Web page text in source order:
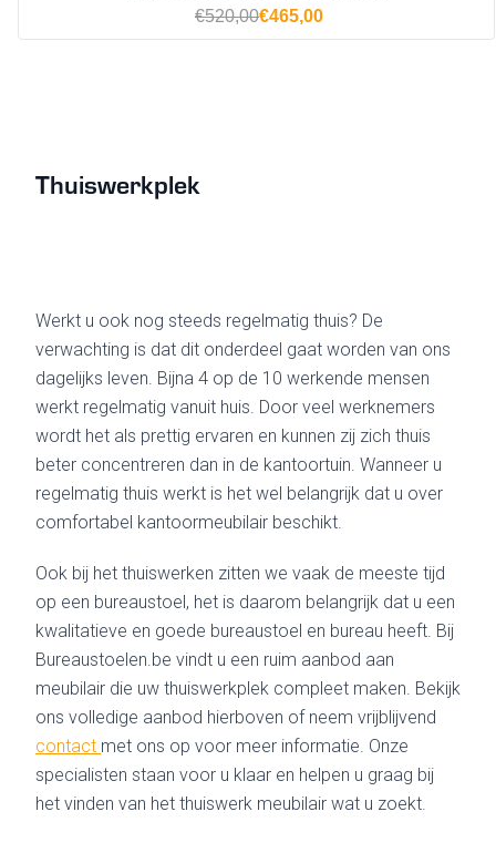
€520,00€465,00
Thuiswerkplek
Werkt u ook nog steeds regelmatig thuis? De
verwachting is dat dit onderdeel gaat worden van ons
dagelijks leven. Bijna 4 op de 10 werkende mensen
werkt regelmatig vanuit huis. Door veel werknemers
wordt het als prettig ervaren en kunnen zij zich thuis
beter concentreren dan in de kantoortuin. Wanneer u
regelmatig thuis werkt is het wel belangrijk dat u over
comfortabel kantoormeubilair beschikt.
Ook bij het thuiswerken zitten we vaak de meeste tijd
op een bureaustoel, het is daarom belangrijk dat u een
kwalitatieve en goede bureaustoel en bureau heeft. Bij
Bureaustoelen.be vindt u een ruim aanbod aan
meubilair die uw thuiswerkplek compleet maken. Bekijk
ons volledige aanbod hierboven of neem vrijblijvend
contact met ons op voor meer informatie. Onze
specialisten staan voor u klaar en helpen u graag bij
het vinden van het thuiswerk meubilair wat u zoekt.